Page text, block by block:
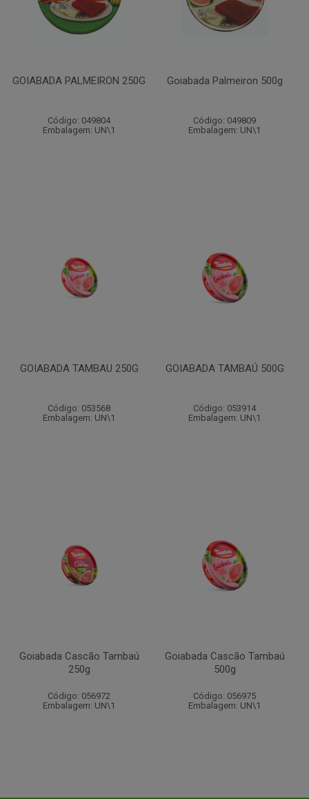
GOIABADA PALMEIRON 250G
Código: 049804
Embalagem: UN\1
Goiabada Palmeiron 500g
Código: 049809
Embalagem: UN\1
GOIABADA TAMBAU 250G
Código: 053568
Embalagem: UN\1
GOIABADA TAMBAÚ 500G
Código: 053914
Embalagem: UN\1
Goiabada Cascão Tambaú
250g
Código: 056972
Embalagem: UN\1
Goiabada Cascão Tambaú
500g
Código: 056975
Embalagem: UN\1